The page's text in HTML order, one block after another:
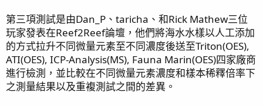
第三項測試是由Dan_P、taricha、和Rick Mathew三位
玩家發表在Reef2Reef論壇，他們將海水水樣以人工添加
的方式拉升不同微量元素至不同濃度後送至Triton(OES),
ATI(OES), ICP-Analysis(MS), Fauna Marin(OES)四家廠商
進行檢測，並比較在不同微量元素濃度和樣本稀釋倍率下
之測量結果以及重複測試之間的差異。